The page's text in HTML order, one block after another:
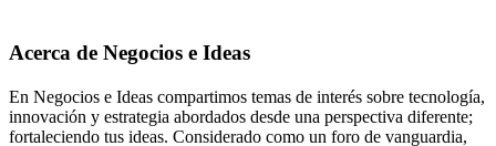
Acerca de Negocios e Ideas
En Negocios e Ideas compartimos temas de interés sobre tecnología,
innovación y estrategia abordados desde una perspectiva diferente;
fortaleciendo tus ideas. Considerado como un foro de vanguardia,